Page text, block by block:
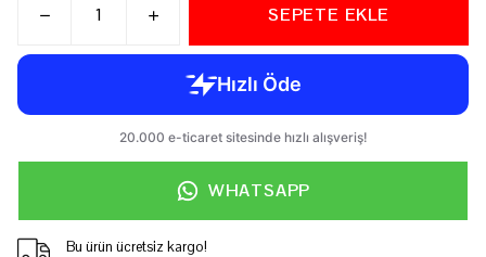
SEPETE EKLE
WHATSAPP
Bu ürün ücretsiz kargo!